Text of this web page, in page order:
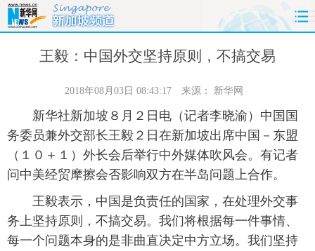
首页 时政 国际 财经
体育 人事
时尚 思客 地方 法治
港澳 台湾 华人 汽车
科技 能源 房产 公司
图片 视频 彩票 食品
王毅：中国外交坚持原则，不搞交易
2018年08月03日 08:43:17 来源： 新华网
新华社新加坡８月２日电（记者李晓渝）中国国
务委员兼外交部长王毅２日在新加坡出席中国－东盟
（１０＋１）外长会后举行中外媒体吹风会。有记者
问中美经贸摩擦会否影响双方在半岛问题上合作。
王毅表示，中国是负责任的国家，在处理外交事
务上坚持原则，不搞交易。我们将根据每一件事情、
每一个问题本身的是非曲直决定中方立场。我们坚持